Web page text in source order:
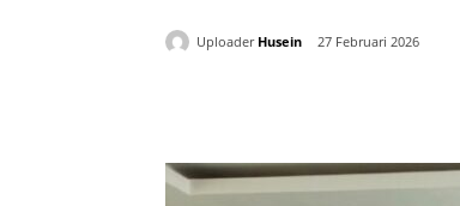
Uploader Husein 27 Februari 2026